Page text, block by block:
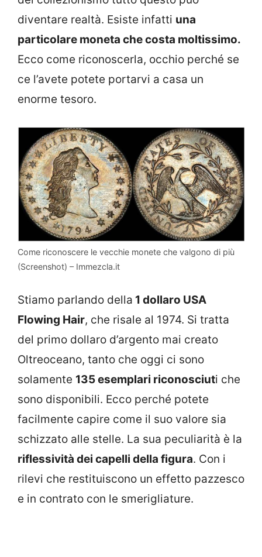
diventare realtà. Esiste infatti una
particolare moneta che costa moltissimo.
Ecco come riconoscerla, occhio perché se
ce l’avete potete portarvi a casa un
enorme tesoro.
Come riconoscere le vecchie monete che valgono di più
(Screenshot) – Immezcla.it
Stiamo parlando della 1 dollaro USA
Flowing Hair, che risale al 1974. Si tratta
del primo dollaro d’argento mai creato
Oltreoceano, tanto che oggi ci sono
solamente 135 esemplari riconosciuti che
sono disponibili. Ecco perché potete
facilmente capire come il suo valore sia
schizzato alle stelle. La sua peculiarità è la
riflessività dei capelli della figura. Con i
rilevi che restituiscono un effetto pazzesco
e in contrato con le smerigliature.